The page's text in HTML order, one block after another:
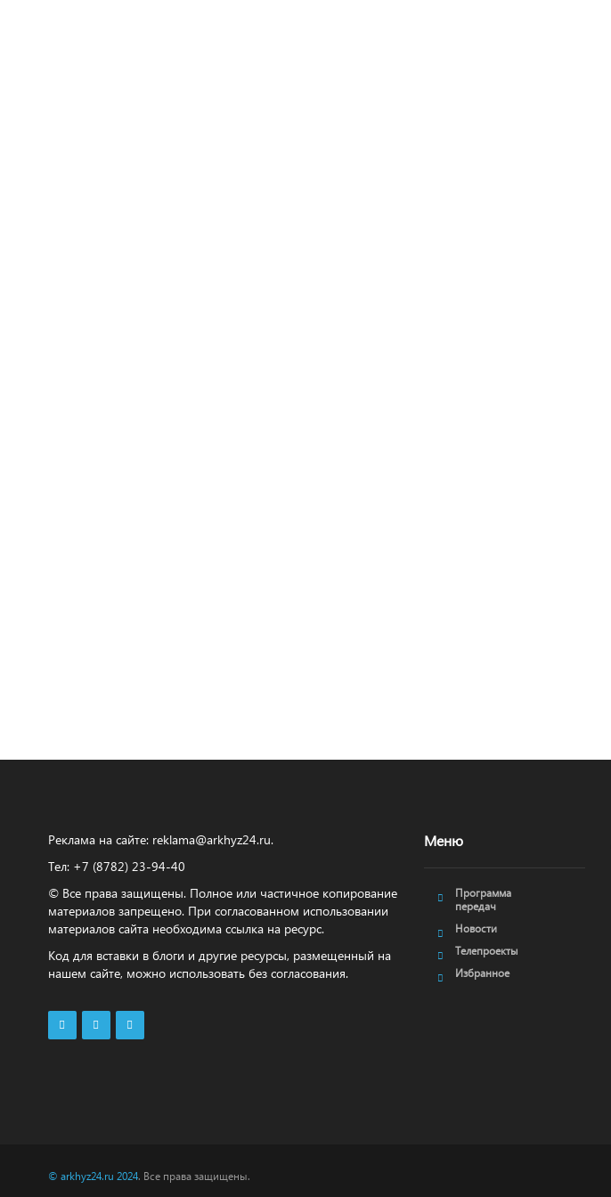
Реклама на сайте: reklama@arkhyz24.ru.
Тел: +7 (8782) 23‑94‑40
© Все права защищены. Полное или частичное копирование
материалов запрещено. При согласованном использовании
материалов сайта необходима ссылка на ресурс.
Код для вставки в блоги и другие ресурсы, размещенный на
нашем сайте, можно использовать без согласования.
Меню
Программа
передач
Новости
Телепроекты
Избранное
© arkhyz24.ru 2024. Все права защищены.